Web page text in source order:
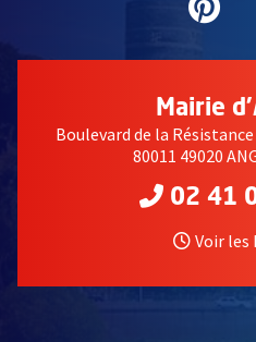
Mairie
Boulevard de la
80011 49020
02 41
Voir les